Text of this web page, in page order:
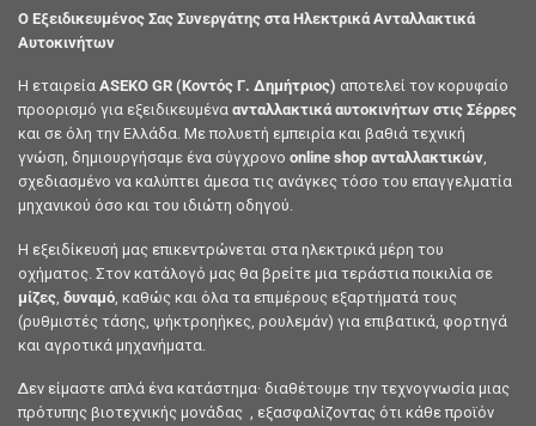
Ο Εξειδικευμένος Σας Συνεργάτης στα Ηλεκτρικά Ανταλλακτικά
Αυτοκινήτων
Η εταιρεία ASEKO GR (Κοντός Γ. Δημήτριος) αποτελεί τον κορυφαίο
προορισμό για εξειδικευμένα ανταλλακτικά αυτοκινήτων στις Σέρρες
και σε όλη την Ελλάδα. Με πολυετή εμπειρία και βαθιά τεχνική
γνώση, δημιουργήσαμε ένα σύγχρονο online shop ανταλλακτικών,
σχεδιασμένο να καλύπτει άμεσα τις ανάγκες τόσο του επαγγελματία
μηχανικού όσο και του ιδιώτη οδηγού.
Η εξειδίκευσή μας επικεντρώνεται στα ηλεκτρικά μέρη του
οχήματος. Στον κατάλογό μας θα βρείτε μια τεράστια ποικιλία σε
μίζες δυναμό , καθώς και όλα τα επιμέρους εξαρτήματά τους
(ρυθμιστές τάσης, ψήκτροηήκες, ρουλεμάν) για επιβατικά, φορτηγά
και αγροτικά μηχανήματα.
Δεν είμαστε απλά ένα κατάστημα· διαθέτουμε την τεχνογνωσία μιας
πρότυπης βιοτεχνικής μονάδας , εξασφαλίζοντας ότι κάθε προϊόν